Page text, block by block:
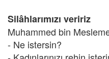
Silâhlarımızı veririz
Muhammed bin
- Ne istersin?